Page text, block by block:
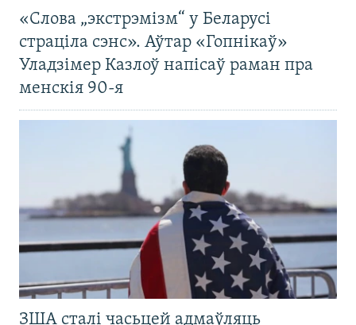
«Слова „экстрэмізм“ у Беларусі
страціла сэнс». Аўтар «Гопнікаў»
Уладзімер Казлоў напісаў раман пра
менскія 90-я
ЗША сталі часьцей адмаўляць